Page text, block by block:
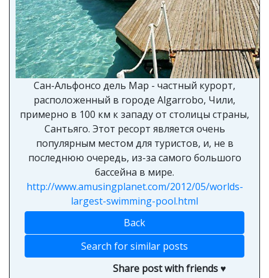
Сан-Альфонсо дель Мар - частный курорт,
расположенный в городе Algarrobo, Чили,
примерно в 100 км к западу от столицы страны,
Сантьяго. Этот ресорт является очень
популярным местом для туристов, и, не в
последнюю очередь, из-за самого большого
бассейна в мире.
http://www.amusingplanet.com/2012/05/worlds-
largest-swimming-pool.html
Back
Search for similar posts
Share post with friends ♥